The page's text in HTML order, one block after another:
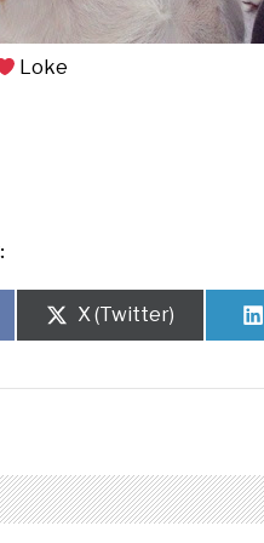
Loke
Dela
X (Twitter)